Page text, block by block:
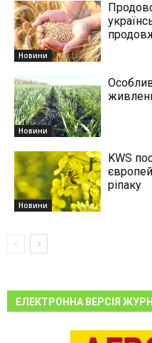
Новини
Новини
Новини
KWS
ріпаку
ЕЛЕКТРОННА ВЕРСІЯ